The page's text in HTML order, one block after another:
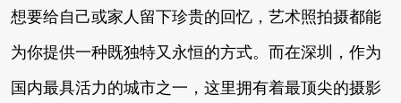
想要给自己或家人留下珍贵的回忆，艺术照拍摄都能
为你提供一种既独特又永恒的方式。而在深圳，作为
国内最具活力的城市之一，这里拥有着最顶尖的摄影